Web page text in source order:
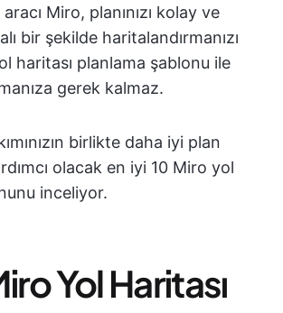
Miro, planınızı kolay ve
bir şekilde haritalandırmanızı
haritası planlama şablonu ile
gerek kalmaz.
birlikte daha iyi plan
olacak en iyi 10 Miro yol
inceliyor.
Yol Haritası